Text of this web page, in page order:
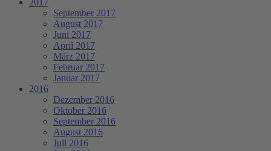
2017
September 2017
August 2017
Juni 2017
April 2017
März 2017
Februar 2017
Januar 2017
2016
Dezember 2016
Oktober 2016
September 2016
August 2016
Juli 2016